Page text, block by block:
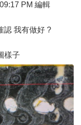
PM 編輯
認 我有做好 ?
樣子